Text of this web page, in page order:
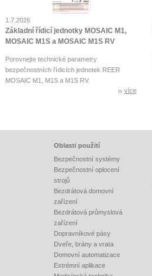
1.7.2026
Základní řídicí jednotky MOSAIC M1,
MOSAIC M1S a MOSAIC M1S RV
Porovnejte technické parametry
bezpečnostních řídicích jednotek REER
MOSAIC M1, M1S a M1S RV.
více
Oblasti použití
Bezpečnostní systémy
Bezpečnostní oplocení
strojů
Bezdrátová domovní
zařízení
Bezdrátová průmyslová
zařízení
Dopravníkové pásy
Dveře, brány a vrata
Domovní automatizace
Extrémní aplikace